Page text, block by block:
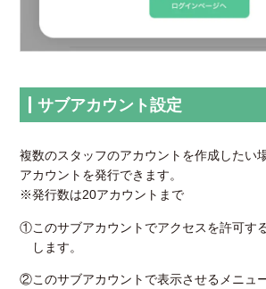
サブアカウント設定
複数のスタッフのアカウントを作成したい
アカウントを発行できます。
※発行数は20アカウントまで
①このサブアカウントでアクセスを許可す
します。
②このサブアカウントで表示させるメニュ